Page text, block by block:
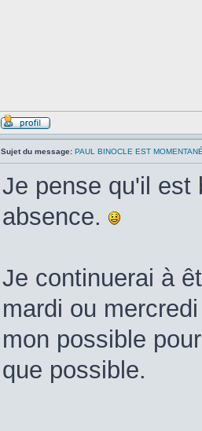
Sujet du message: PAUL BINOCLE EST
Je pense qu'il est
absence.
Je continuerai à
mardi ou
mon possible
que possible.